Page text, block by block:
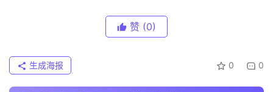
赞 (0)
0 0
生成海报